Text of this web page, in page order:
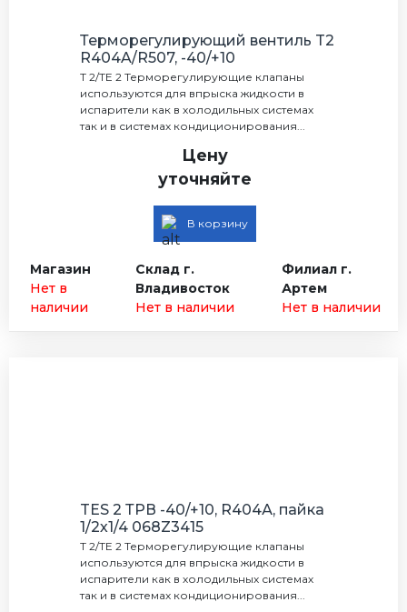
Терморегулирующий вентиль T2
R404A/R507, -40/+10
Т 2/TE 2 Терморегулирующие клапаны
используются для впрыска жидкости в
испарители как в холодильных системах
так и в системах кондиционирования...
Цену
уточняйте
В корзину
Магазин
Нет в
наличии
Склад г.
Владивосток
Нет в наличии
Филиал г.
Артем
Нет в наличии
TES 2 ТРВ -40/+10, R404А, пайка
1/2х1/4 068Z3415
Т 2/TE 2 Терморегулирующие клапаны
используются для впрыска жидкости в
испарители как в холодильных системах
так и в системах кондиционирования...